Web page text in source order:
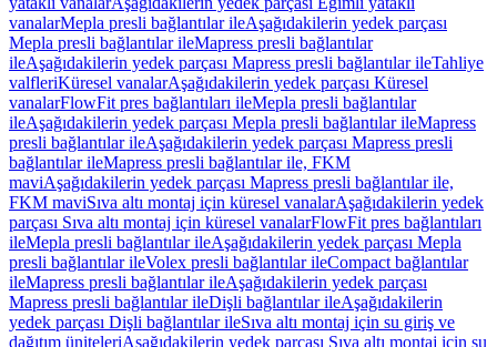
vanalarMepla presli bağlantılar ileAşağıdakilerin yedek parçası
Mepla presli bağlantılar ileMapress presli bağlantılar
ileAşağıdakilerin yedek parçası Mapress presli bağlantılar ileTahliye
valfleriKüresel vanalarAşağıdakilerin yedek parçası Küresel
vanalarFlowFit pres bağlantıları ileMepla presli bağlantılar
ileAşağıdakilerin yedek parçası Mepla presli bağlantılar ileMapress
presli bağlantılar ileAşağıdakilerin yedek parçası Mapress presli
bağlantılar ileMapress presli bağlantılar ile, FKM
maviAşağıdakilerin yedek parçası Mapress presli bağlantılar ile,
FKM maviSıva altı montaj için küresel vanalarAşağıdakilerin yedek
parçası Sıva altı montaj için küresel vanalarFlowFit pres bağlantıları
ileMepla presli bağlantılar ileAşağıdakilerin yedek parçası Mepla
presli bağlantılar ileVolex presli bağlantılar ileCompact bağlantılar
ileMapress presli bağlantılar ileAşağıdakilerin yedek parçası
Mapress presli bağlantılar ileDişli bağlantılar ileAşağıdakilerin
yedek parçası Dişli bağlantılar ileSıva altı montaj için su giriş ve
dağıtım üniteleriAşağıdakilerin yedek parçası Sıva altı montaj için su